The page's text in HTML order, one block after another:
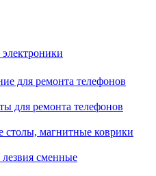
для ремонта телефонов
для ремонта телефонов
магнитные коврики
сменные